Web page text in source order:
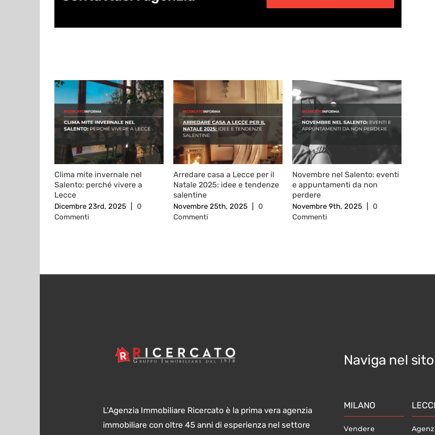
Clima mite invernale nel
Salento: perché vivere a
Lecce
Dicembre 23rd, 2025
0
Commenti
Arredare casa a Lecce per il
Natale 2025: idee e tendenze
salentine
Novembre 25th, 2025
0
Commenti
Novembre nel Salento: eventi
e appuntamenti da non
perdere
Novembre 9th, 2025
0
Commenti
L’Agenzia Immobiliare Ricercato è la prima vera agenzia
immobiliare con oltre 45 anni di esperienza nel settore
Naviga nel sito
MILANO
Vendere